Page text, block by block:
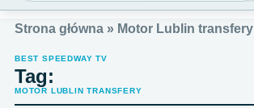
Strona główna » Motor Lublin transfery
BEST SPEEDWAY TV
Tag:
MOTOR LUBLIN TRANSFERY